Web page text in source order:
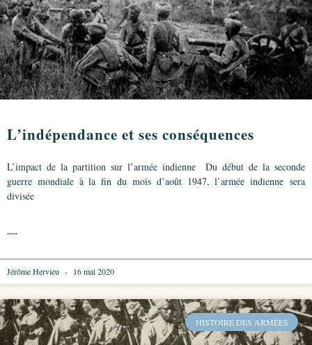
L’indépendance et ses conséquences
L’impact de la partition sur l’armée indienne Du début de la seconde
guerre mondiale à la fin du mois d’août 1947, l’armée indienne sera
divisée
.....
Jérôme Hervieu 16 mai 2020
HISTOIRE DES ARMÉES